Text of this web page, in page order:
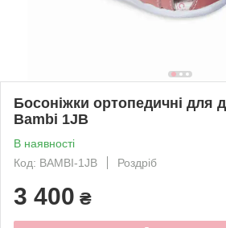
Босоніжки ортопедичні для
Bambi 1JB
В наявності
Код: BAMBI-1JB
Роздріб
3 400 ₴